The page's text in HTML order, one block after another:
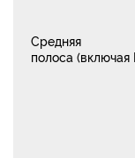
Средняя
полоса